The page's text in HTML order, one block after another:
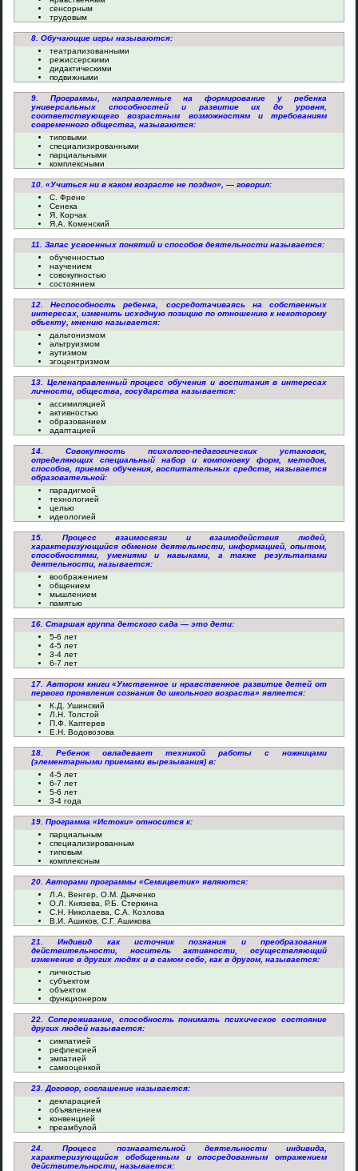
сенсорным
трудовым
8. Обучающие игры называются:
театрализованными
режиссерскими
дидактическими
подвижными
9. Программы, направленные на формирование у ребенка
универсальных способностей и развитие их до уровня,
соответствующего возрастным возможностям и требованиям
современного общества, называются:
типовыми
специализированными
парциальными
комплексными
10. «Учиться ни в каком возрасте не поздно», — говорил:
С. Френе
Сенека
Я. Корчак
Я.А. Коменский
11. Запас усвоенных понятий и способов деятельности называется:
обученностью
научением
совокупностью
состоянием
12. Неспособность ребенка, сосредотачиваясь на собственных
интересах, изменить исходную позицию по отношению к некоторому
объекту, мнению называется:
дальтонизмом
альтруизмом
аутизмом
эгоцентризмом
13. Целенаправленный процесс обучения и воспитания в интересах
личности, общества, государства называется:
ассимиляцией
активностью
образованием
адаптацией
14. Совокупность психолого-педагогических установок,
определяющих специальный набор и компоновку форм, методов,
способов, приемов обучения, воспитательных средств, называется
образовательной:
парадигмой
технологией
целью
идеологией
15. Процесс взаимосвязи и взаимодействия людей,
характеризующийся обменом деятельности, информацией, опытом,
способностями, умениями и навыками, а также результатами
деятельности, называется:
воображением
общением
мышлением
памятью
16. Старшая группа детского сада — это дети:
5-6 лет
4-5 лет
3-4 лет
6-7 лет
17. Автором книги «Умственное и нравственное развитие детей от
первого проявления сознания до школьного возраста» является:
К.Д. Ушинский
Л.Н. Толстой
П.Ф. Каптерев
Е.Н. Водовозова
18. Ребенок овладевает техникой работы с ножницами
(элементарными приемами вырезывания) в:
4-5 лет
6-7 лет
5-6 лет
3-4 года
19. Программа «Истоки» относится к:
парциальным
специализированным
типовым
комплексным
20. Авторами программы «Семицветик» являются:
Л.А. Венгер, О.М. Дьяченко
О.Л. Князева, Р.Б. Стеркина
С.Н. Николаева, С.А. Козлова
В.И. Ашиков, С.Г. Ашикова
21. Индивид как источник познания и преобразования
действительности, носитель активности, осуществляющий
изменение в других людях и в самом себе, как в другом, называется:
личностью
субъектом
объектом
функционером
22. Сопереживание, способность понимать психическое состояние
других людей называется:
симпатией
рефлексией
эмпатией
самооценкой
23. Договор, соглашение называется:
декларацией
объявлением
конвенцией
преамбулой
24. Процесс познавательной деятельности индивида,
характеризующийся обобщенным и опосредованным отражением
действительности, называется: